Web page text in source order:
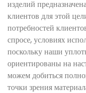
изделий
клиентов для этой
потребностей
спросе, условиях
поскольку наши
ориентированы на
можем добиться
точки зрения